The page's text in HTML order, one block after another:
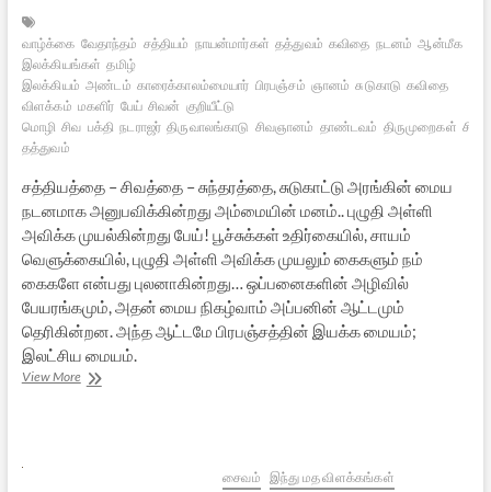
வாழ்க்கை வேதாந்தம் சத்தியம் நாயன்மார்கள் தத்துவம் கவிதை நடனம் ஆன்மீக
இலக்கியங்கள் தமிழ்
இலக்கியம் அண்டம் காரைக்காலம்மையார் பிரபஞ்சம் ஞானம் சுடுகாடு கவிதை
விளக்கம் மகளிர் பேய் சிவன் குறியீட்டு
மொழி சிவ பக்தி நடராஜர் திருவாலங்காடு சிவஞானம் தாண்டவம் திருமுறைகள் சிவ
தத்துவம்
சத்தியத்தை – சிவத்தை – சுந்தரத்தை, சுடுகாட்டு அரங்கின் மைய
நடனமாக அனுபவிக்கின்றது அம்மையின் மனம்.. புழுதி அள்ளி
அவிக்க முயல்கின்றது பேய்! பூச்சுக்கள் உதிர்கையில், சாயம்
வெளுக்கையில், புழுதி அள்ளி அவிக்க முயலும் கைகளும் நம்
கைகளே என்பது புலனாகின்றது… ஒப்பனைகளின் அழிவில்
பேயரங்கமும், அதன் மைய நிகழ்வாம் அப்பனின் ஆட்டமும்
தெரிகின்றன. அந்த ஆட்டமே பிரபஞ்சத்தின் இயக்க மையம்;
இலட்சிய மையம்.
View Moreபக்திச்
சைவம் இந்து மத விளக்கங்கள்